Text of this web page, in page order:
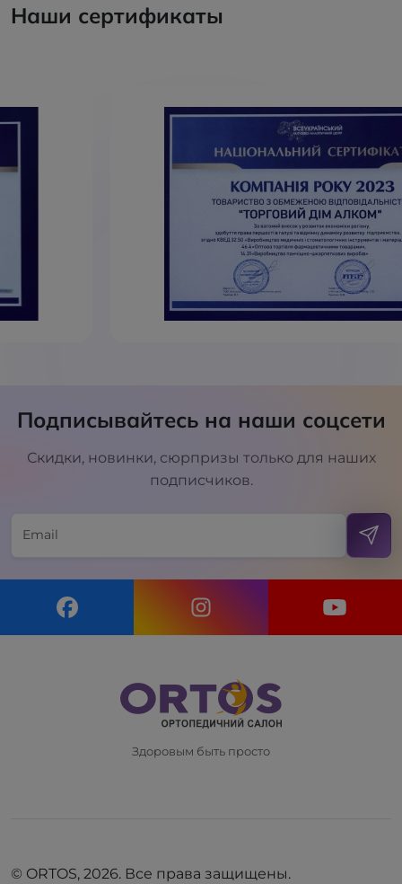
Наши сертификаты
Подписывайтесь на наши соцсети
Скидки, новинки, сюрпризы только для наших
подписчиков.
Здоровым быть просто
© ORTOS, 2026. Все права защищены.